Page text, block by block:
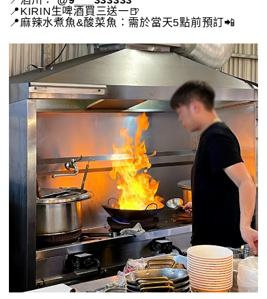
📍KIRIN生啤酒買三送一🍺
📍麻辣水煮魚&酸菜魚：需於當天5點前預訂📲